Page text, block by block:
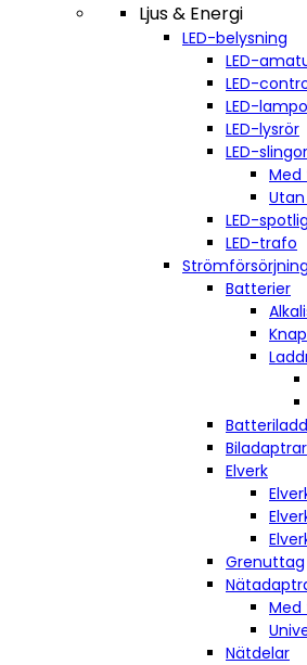
Ljus & Energi
LED-belysning
LED-
LED-
LED-
LED-lysrör
LED-slingor
LED-
LED-trafo
Strömförsörjning
Batterier
Biladaptrar
Elverk
Grenuttag
Med
Nätdelar